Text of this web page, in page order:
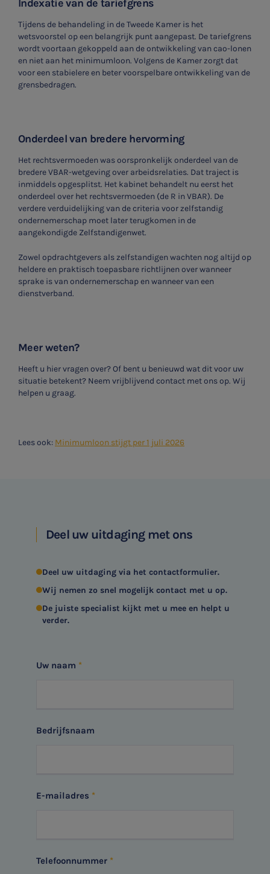
Indexatie van de tariefgrens
Tijdens de behandeling in de Tweede Kamer is het
wetsvoorstel op een belangrijk punt aangepast. De tariefgrens
wordt voortaan gekoppeld aan de ontwikkeling van cao-lonen
en niet aan het minimumloon. Volgens de Kamer zorgt dat
voor een stabielere en beter voorspelbare ontwikkeling van de
grensbedragen.
Onderdeel van bredere hervorming
Het rechtsvermoeden was oorspronkelijk onderdeel van de
bredere VBAR-wetgeving over arbeidsrelaties. Dat traject is
inmiddels opgesplitst. Het kabinet behandelt nu eerst het
onderdeel over het rechtsvermoeden (de R in VBAR). De
verdere verduidelijking van de criteria voor zelfstandig
ondernemerschap moet later terugkomen in de
aangekondigde Zelfstandigenwet.
Zowel opdrachtgevers als zelfstandigen wachten nog altijd op
heldere en praktisch toepasbare richtlijnen over wanneer
sprake is van ondernemerschap en wanneer van een
dienstverband.
Meer weten?
Heeft u hier vragen over? Of bent u benieuwd wat dit voor uw
situatie betekent? Neem vrijblijvend contact met ons op. Wij
helpen u graag.
Lees ook: Minimumloon stijgt per 1 juli 2026
Deel uw uitdaging met ons
Deel uw uitdaging via het contactformulier.
Wij nemen zo snel mogelijk contact met u op.
De juiste specialist kijkt met u mee en helpt u
verder.
Uw naam
Bedrijfsnaam
E-mailadres
Telefoonnummer